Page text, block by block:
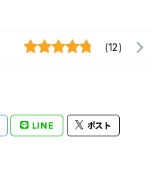
(12)
LINE ポスト